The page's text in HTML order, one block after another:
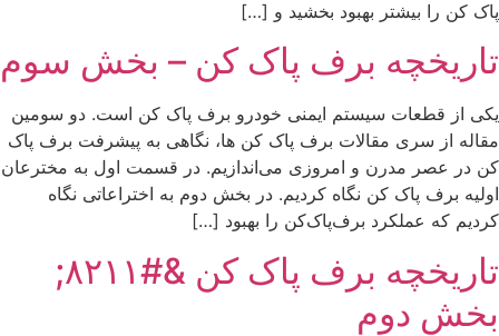
پاک کن را بیشتر بهبود بخشید و […]
تاریخچه برف پاک کن – بخش سوم
یکی از قطعات سیستم ایمنی خودرو برف پاک کن است. دو سومین
مقاله از سری مقالات برف پاک کن ها، نگاهی به پیشرفت برف پاک
کن در عصر مدرن و امروزی می‌اندازیم. در قسمت اول به مخترعان
اولیه برف پاک کن نگاه کردیم. در بخش دوم به اختراعاتی نگاه
کردیم که عملکرد برف‌پاک‌کن را بهبود […]
تاریخچه برف پاک کن &#۸۲۱۱;
بخش دوم